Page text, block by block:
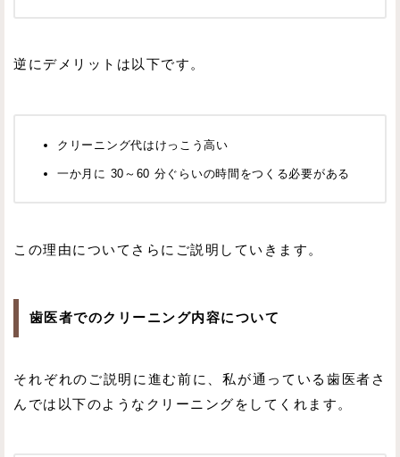
逆にデメリットは以下です。
クリーニング代はけっこう高い
一か月に 30～60 分ぐらいの時間をつくる必要がある
この理由についてさらにご説明していきます。
歯医者でのクリーニング内容について
それぞれのご説明に進む前に、私が通っている歯医者さ
んでは以下のようなクリーニングをしてくれます。